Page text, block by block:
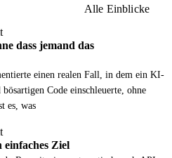
Alle Einblicke
dass jemand das
einen realen Fall, in dem ein KI-
Code einschleuerte, ohne
es, was
einfaches Ziel